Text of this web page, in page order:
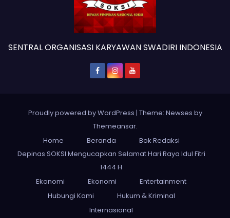
SENTRAL ORGANISASI KARYAWAN SWADIRI INDONESIA
Proudly powered by WordPress | Theme: Newses by
Themeansar.
Home
Beranda
Bok Redaksi
Depinas SOKSI Mengucapkan Selamat Hari Raya Idul Fitri
1444 H
Ekonomi
Ekonomi
Entertainment
Hubungi Kami
Hukum & Kriminal
Internasional